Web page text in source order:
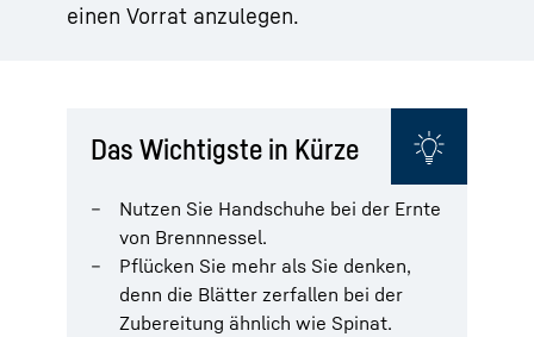
einen Vorrat anzulegen.
Das Wichtigste in Kürze
Nutzen Sie Handschuhe bei der Ernte
von Brennnessel.
Pflücken Sie mehr als Sie denken,
denn die Blätter zerfallen bei der
Zubereitung ähnlich wie Spinat.